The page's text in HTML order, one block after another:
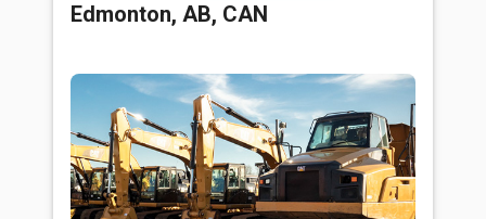
Edmonton, AB, CAN